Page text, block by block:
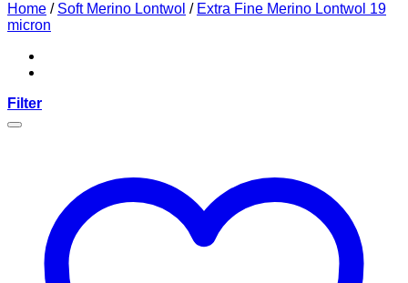
Home / Soft Merino Lontwol / Extra Fine Merino Lontwol 19
micron
Filter